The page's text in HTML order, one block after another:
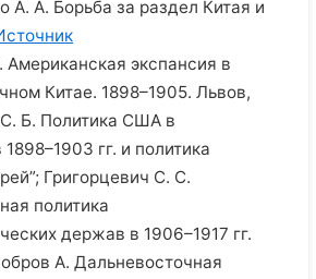
А. А. Борьба за раздел Китая и
экспансия в
Китае. 1898–1905. Львов,
Б. Политика США в
гг. и политика
Григорцевич С. С.
политика
держав в 1906–1917 гг.
А. Дальневосточная